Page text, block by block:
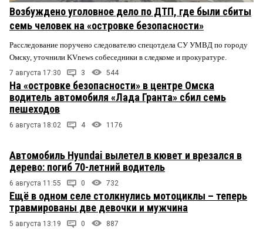
Возбуждено уголовное дело по ДТП, где были сбиты
семь человек на «островке безопасности»
Расследование поручено следователю спецотдела СУ УМВД по городу
Омску, уточнили KVnews собеседники в следкоме и прокуратуре.
7 августа 17:30 3 544
На «островке безопасности» в центре Омска
водитель автомобиля «Лада Гранта» сбил семь
пешеходов
6 августа 18:02 4 1176
Автомобиль Hyundai вылетел в кювет и врезался в
дерево: погиб 70-летний водитель
6 августа 11:55 0 732
Ещё в одном селе столкнулись мотоциклы – теперь
травмированы две девочки и мужчина
5 августа 13:19 0 887